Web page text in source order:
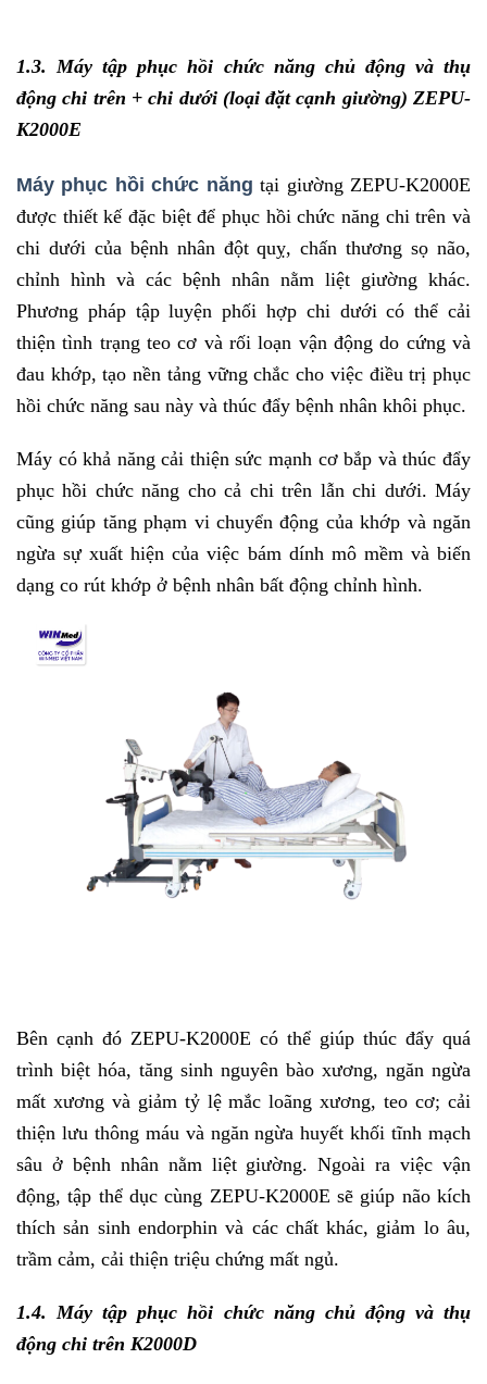
1.3. Máy tập phục hồi chức năng chủ động và thụ
động chi trên + chi dưới (loại đặt cạnh giường) ZEPU-
K2000E
Máy phục hồi chức năng tại giường ZEPU-K2000E
được thiết kế đặc biệt để phục hồi chức năng chi trên và
chi dưới của bệnh nhân đột quỵ, chấn thương sọ não,
chỉnh hình và các bệnh nhân nằm liệt giường khác.
Phương pháp tập luyện phối hợp chi dưới có thể cải
thiện tình trạng teo cơ và rối loạn vận động do cứng và
đau khớp, tạo nền tảng vững chắc cho việc điều trị phục
hồi chức năng sau này và thúc đẩy bệnh nhân khôi phục.
Máy có khả năng cải thiện sức mạnh cơ bắp và thúc đẩy
phục hồi chức năng cho cả chi trên lẫn chi dưới. Máy
cũng giúp tăng phạm vi chuyển động của khớp và ngăn
ngừa sự xuất hiện của việc bám dính mô mềm và biến
dạng co rút khớp ở bệnh nhân bất động chỉnh hình.
Bên cạnh đó ZEPU-K2000E có thể giúp thúc đẩy quá
trình biệt hóa, tăng sinh nguyên bào xương, ngăn ngừa
mất xương và giảm tỷ lệ mắc loãng xương, teo cơ; cải
thiện lưu thông máu và ngăn ngừa huyết khối tĩnh mạch
sâu ở bệnh nhân nằm liệt giường. Ngoài ra việc vận
động, tập thể dục cùng ZEPU-K2000E sẽ giúp não kích
thích sản sinh endorphin và các chất khác, giảm lo âu,
trầm cảm, cải thiện triệu chứng mất ngủ.
1.4. Máy tập phục hồi chức năng chủ động và thụ
động chi trên K2000D